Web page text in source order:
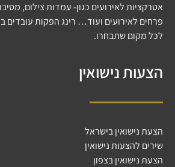
אטרקציות לאירועים כגון- עמדות צילום,
פרחים לאירועים ועוד… רינג הפקות עובדים
לכל מקום שתבחרו.
הצעות נישואין
הצעת נישואין בישראל
שירים להצעות נישואין
הצעת נישואין בצפון